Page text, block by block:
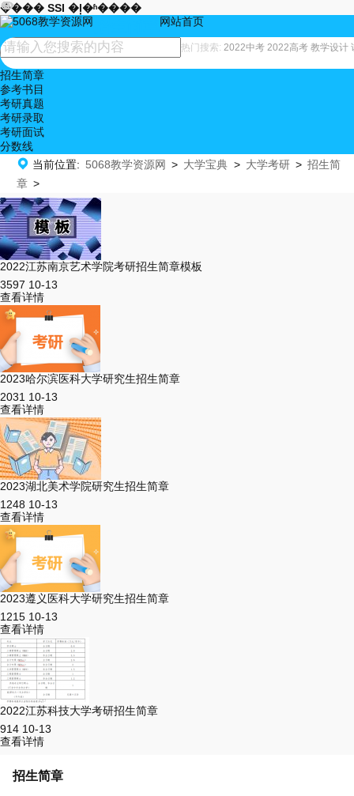
���� SSI �ļ�ʱ����
热门搜索: 2022中考 2022高考 教学设计
网站首页
招生简章
参考书目
考研真题
考研录取
考研面试
分数线
 当前位置: 5068教学资源网 > 大学宝典 > 大学考研 > 招生简
章 >
2022江苏南京艺术学院考研招生简章模板

3597

10-13
查看详情
2023哈尔滨医科大学研究生招生简章

2031

10-13
查看详情
2023湖北美术学院研究生招生简章

1248

10-13
查看详情
2023遵义医科大学研究生招生简章

1215

10-13
查看详情
2022江苏科技大学考研招生简章

914

10-13
查看详情
招生简章